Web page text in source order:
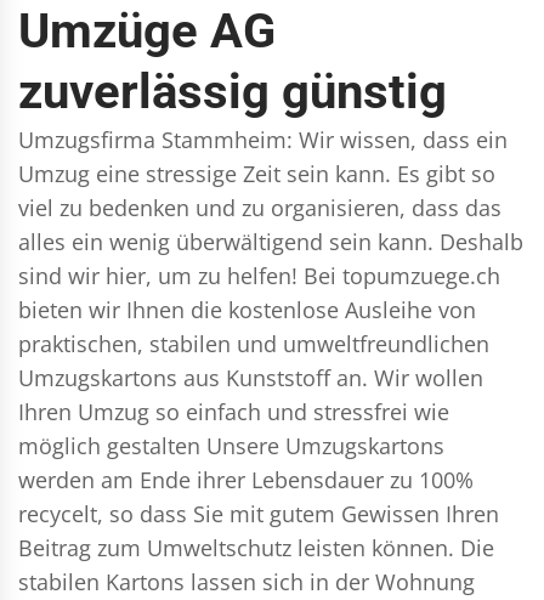
Umzüge AG
zuverlässig günstig
Umzugsfirma Stammheim: Wir wissen, dass ein
Umzug eine stressige Zeit sein kann. Es gibt so
viel zu bedenken und zu organisieren, dass das
alles ein wenig überwältigend sein kann. Deshalb
sind wir hier, um zu helfen! Bei topumzuege.ch
bieten wir Ihnen die kostenlose Ausleihe von
praktischen, stabilen und umweltfreundlichen
Umzugskartons aus Kunststoff an. Wir wollen
Ihren Umzug so einfach und stressfrei wie
möglich gestalten Unsere Umzugskartons
werden am Ende ihrer Lebensdauer zu 100%
recycelt, so dass Sie mit gutem Gewissen Ihren
Beitrag zum Umweltschutz leisten können. Die
stabilen Kartons lassen sich in der Wohnung